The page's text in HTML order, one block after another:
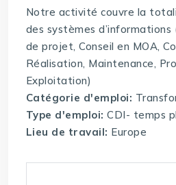
Notre activité couvre la
des systèmes
de projet, Conseil en MOA,
Réalisation, Maintenance,
Exploitation)
Catégorie d'emploi:
Type d'emploi:CDI- temps
Lieu de travail: Europe